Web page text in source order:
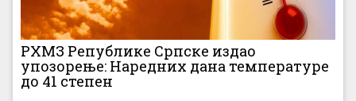
РХМЗ Републике Српске издао
упозорење: Наредних дана температуре
до 41 степен